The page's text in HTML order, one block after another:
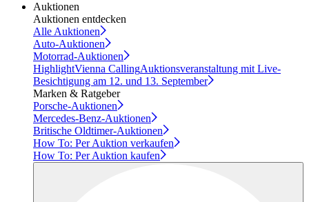
Auktionen
Auktionen entdecken
Alle Auktionen
Auto-Auktionen
Motorrad-Auktionen
HighlightVienna CallingAuktionsveranstaltung mit Live-
Besichtigung am 12. und 13. September
Marken & Ratgeber
Porsche-Auktionen
Mercedes-Benz-Auktionen
Britische Oldtimer-Auktionen
How To: Per Auktion verkaufen
How To: Per Auktion kaufen